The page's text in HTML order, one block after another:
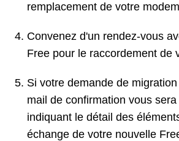
remplacement de votre
Convenez d'un rendez-vous
Free pour le raccordement de
Si votre demande de
mail de confirmation vous
indiquant le détail des
échange de votre nouvelle